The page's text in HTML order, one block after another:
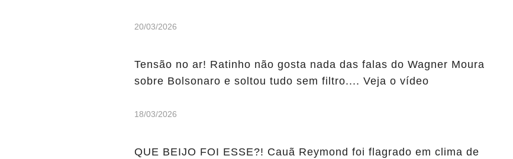
20/03/2026
Tensão no ar! Ratinho não gosta nada das falas do Wagner Moura
sobre Bolsonaro e soltou tudo sem filtro.... Veja o vídeo
18/03/2026
QUE BEIJO FOI ESSE?! Cauã Reymond foi flagrado em clima de